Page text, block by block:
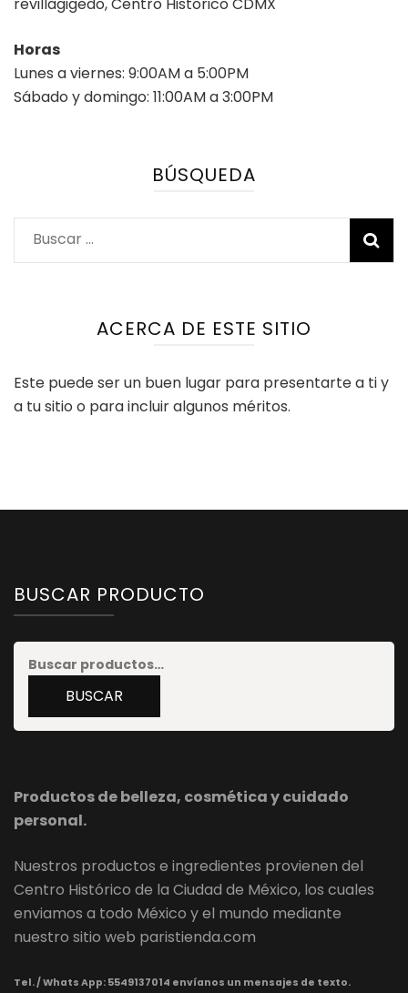
revillagigedo, Centro Historico CDMX
Horas
Lunes a viernes: 9:00AM a 5:00PM
Sábado y domingo: 11:00AM a 3:00PM
BÚSQUEDA
Buscar:
ACERCA DE ESTE SITIO
Este puede ser un buen lugar para presentarte a ti y
a tu sitio o para incluir algunos méritos.
BUSCAR PRODUCTO
BUSCAR
Productos de belleza, cosmética y cuidado
personal.
Nuestros productos e ingredientes provienen del
Centro Histórico de la Ciudad de México, los cuales
enviamos a todo México y el mundo mediante
nuestro sitio web paristienda.com
Tel. / Whats App: 5549137014 envíanos un mensajes de texto.